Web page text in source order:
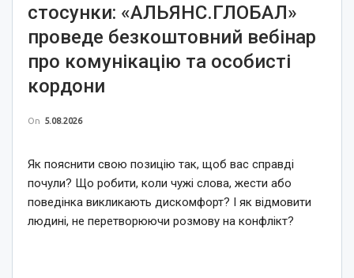
стосунки: «АЛЬЯНС.ГЛОБАЛ»
проведе безкоштовний вебінар
про комунікацію та особисті
кордони
On 5.08.2026
Як пояснити свою позицію так, щоб вас справді
почули? Що робити, коли чужі слова, жести або
поведінка викликають дискомфорт? І як відмовити
людині, не перетворюючи розмову на конфлікт?